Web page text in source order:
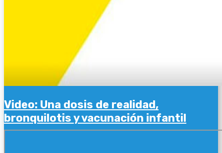
Video: Una dosis de realidad,
bronquilotis y vacunación infantil